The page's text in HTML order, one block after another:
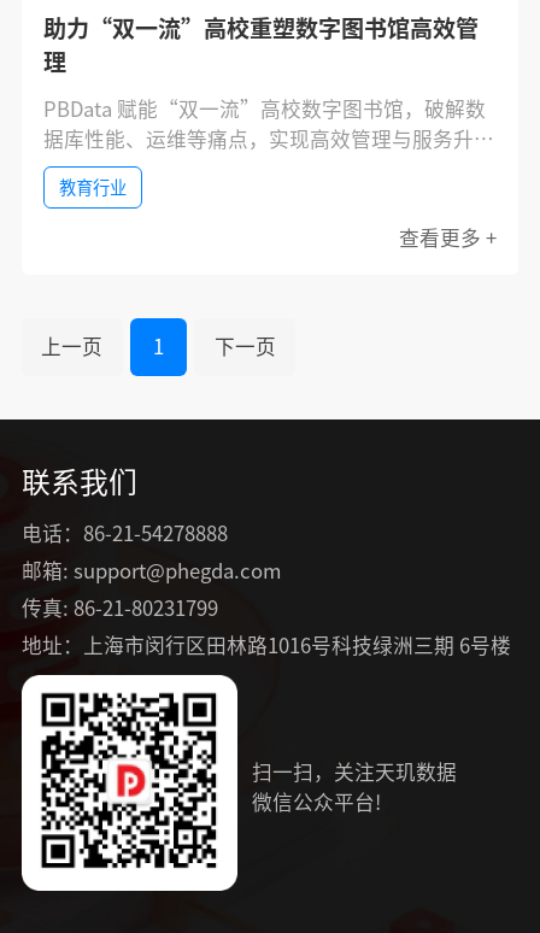
助力“双一流”高校重塑数字图书馆高效管
理
PBData 赋能“双一流”高校数字图书馆，破解数
据库性能、运维等痛点，实现高效管理与服务升
级，打造高校标杆实践。
教育行业
查看更多 +
上一页 1 下一页
联系我们
电话：86-21-54278888
邮箱: support@phegda.com
传真: 86-21-80231799
地址：上海市闵行区田林路1016号科技绿洲三期 6号楼
扫一扫，关注天玑数据
微信公众平台!